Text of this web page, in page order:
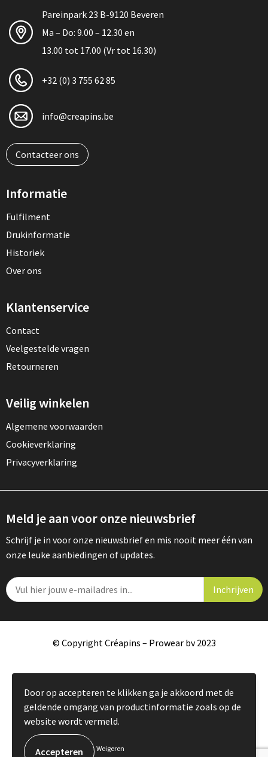
Pareinpark 23 B-9120 Beveren
Ma – Do: 9.00 – 12.30 en
13.00 tot 17.00 (Vr tot 16.30)
+32 (0) 3 755 62 85
info@creapins.be
Contacteer ons
Informatie
Fulfilment
Drukinformatie
Historiek
Over ons
Klantenservice
Contact
Veelgestelde vragen
Retourneren
Veilig winkelen
Algemene voorwaarden
Cookieverklaring
Privacyverklaring
Meld je aan voor onze nieuwsbrief
Schrijf je in voor onze nieuwsbrief en mis nooit meer één van
onze leuke aanbiedingen of updates.
© Copyright Créapins – Prowear bv 2023
Door op accepteren te klikken ga je akkoord met de
geldende omgang van productinformatie zoals op de
website wordt vermeld.
Weigeren